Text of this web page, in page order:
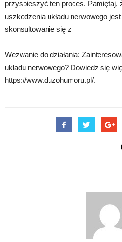
przyspieszyć ten proces. Pamiętaj,
uszkodzenia układu nerwowego
skonsultowanie się z
Wezwanie do działania:
układu nerwowego? Dowiedz się
https://www.duzohumoru.pl/.